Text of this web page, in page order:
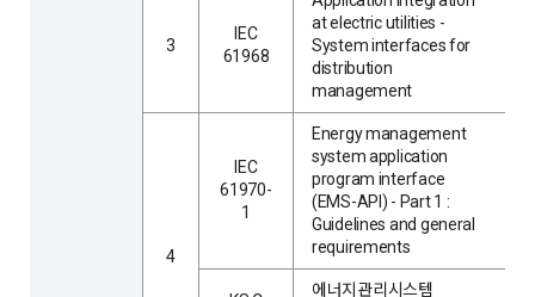
3
IEC
61968
at electric utilities -
System interfaces for
distribution
management
4
IEC
61970-
1
Energy management
system application
program interface
(EMS-API) - Part 1 :
Guidelines and general
requirements
에너지관리시스템